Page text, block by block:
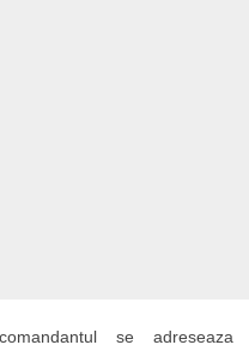
se adreseaza